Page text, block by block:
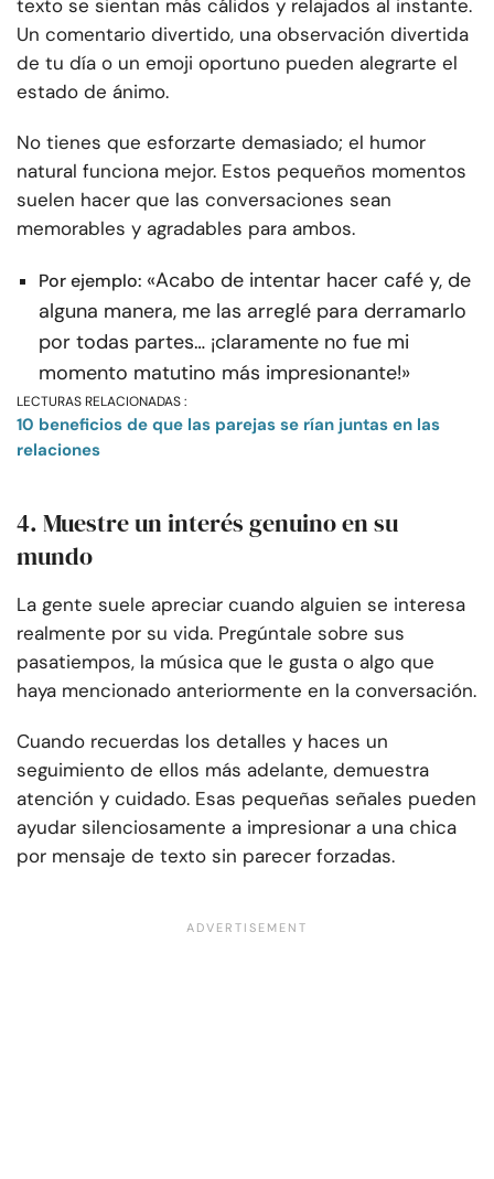
texto se sientan más cálidos y relajados al instante.
Un comentario divertido, una observación divertida
de tu día o un emoji oportuno pueden alegrarte el
estado de ánimo.
No tienes que esforzarte demasiado; el humor
natural funciona mejor. Estos pequeños momentos
suelen hacer que las conversaciones sean
memorables y agradables para ambos.
Por ejemplo: «Acabo de intentar hacer café y, de
alguna manera, me las arreglé para derramarlo
por todas partes… ¡claramente no fue mi
momento matutino más impresionante!»
LECTURAS RELACIONADAS :
10 beneficios de que las parejas se rían juntas en las
relaciones
4. Muestre un interés genuino en su
mundo
La gente suele apreciar cuando alguien se interesa
realmente por su vida. Pregúntale sobre sus
pasatiempos, la música que le gusta o algo que
haya mencionado anteriormente en la conversación.
Cuando recuerdas los detalles y haces un
seguimiento de ellos más adelante, demuestra
atención y cuidado. Esas pequeñas señales pueden
ayudar silenciosamente a impresionar a una chica
por mensaje de texto sin parecer forzadas.